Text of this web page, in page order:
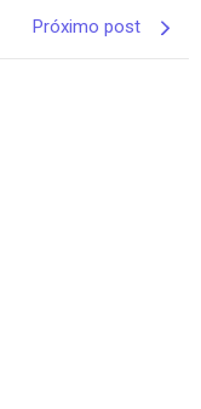
Próximo post